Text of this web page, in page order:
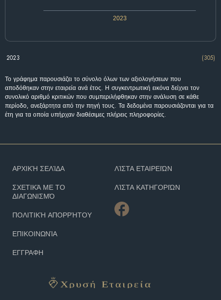
2023
2023 (305)
Το γράφημα παρουσιάζει το σύνολο όλων των αξιολογήσεων που
αποδόθηκαν στην εταιρεία ανά έτος. Η συγκεντρωτική εικόνα δείχνει τον
συνολικό αριθμό κριτικών που συμπεριλήφθηκαν στην ανάλυση σε κάθε
περίοδο, ανεξάρτητα από την πηγή τους. Τα δεδομένα παρουσιάζονται για τα
έτη για τα οποία υπήρχαν διαθέσιμες πλήρεις πληροφορίες.
ΑΡΧΙΚΉ ΣΕΛΊΔΑ
ΣΧΕΤΙΚΆ ΜΕ ΤΟ
ΔΙΑΓΩΝΙΣΜΌ
ΠΟΛΙΤΙΚΉ ΑΠΟΡΡΉΤΟΥ
ΕΠΙΚΟΙΝΩΝΊΑ
ΕΓΓΡΑΦΗ
ΛΊΣΤΑ ΕΤΑΙΡΕΙΏΝ
ΛΊΣΤΑ ΚΑΤΗΓΟΡΙΏΝ